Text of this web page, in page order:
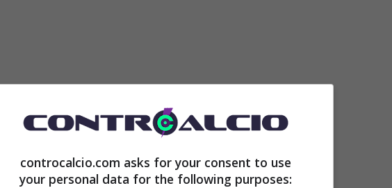
sembra aver ricaricato le pile ed è pronto a fare
già in questa stagione, dato che Conte
in corsa costruite da altri. L’obiettivo del tecnico
arrivando per il 2024-2025 e valutare quella
controcalcio.com asks for your consent to use
your personal data for the following purposes: